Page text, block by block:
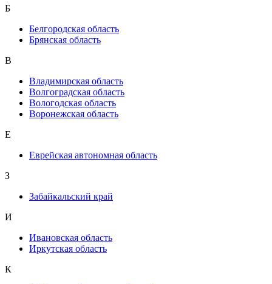
Б
Белгородская область
Брянская область
В
Владимирская область
Волгоградская область
Вологодская область
Воронежская область
Е
Еврейская автономная область
З
Забайкальский край
И
Ивановская область
Иркутская область
К